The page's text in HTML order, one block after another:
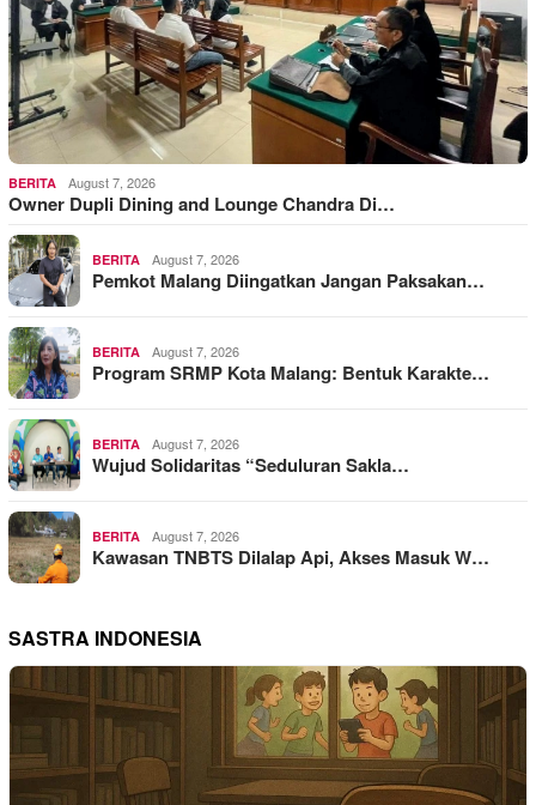
BERITA August 7, 2026
Owner Dupli Dining and Lounge Chandra Di…
BERITA August 7, 2026
Pemkot Malang Diingatkan Jangan Paksakan…
BERITA August 7, 2026
Program SRMP Kota Malang: Bentuk Karakte…
BERITA August 7, 2026
Wujud Solidaritas “Seduluran Sakla…
BERITA August 7, 2026
Kawasan TNBTS Dilalap Api, Akses Masuk W…
SASTRA INDONESIA